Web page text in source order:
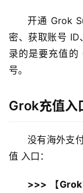
开通 Grok
密、获取账号
录的是要充值
号。
Grok充值入
没有海外支
值 入口：
>>> 【Grok